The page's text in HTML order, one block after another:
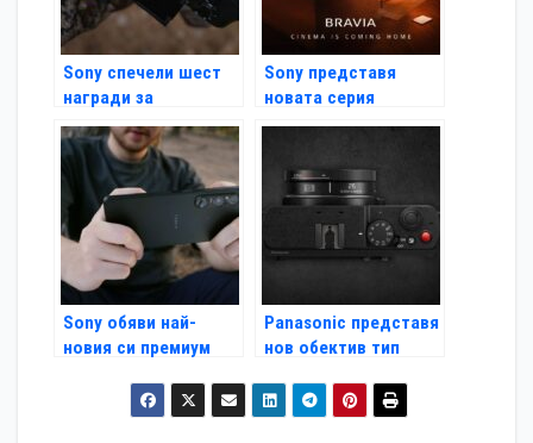
Sony спечели шест
награди за
продуктово
съвършенство на
наградите EISA 2025
Sony представя
новата серия
продукти за
BRAVIA Theatre
Sony обяви най-
новия си премиум
Panasonic представя
нов обектив тип
серията LUMIX S с
фиксирано фокусно